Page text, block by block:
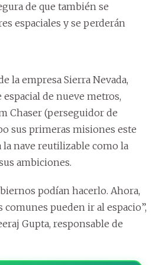
de que también se
espaciales y se perderán
la empresa Sierra Nevada,
espacial de nueve metros,
Chaser (perseguidor de
sus primeras misiones este
la nave reutilizable como la
ambiciones.
podían hacerlo. Ahora,
pueden ir al espacio”,
Gupta, responsable de